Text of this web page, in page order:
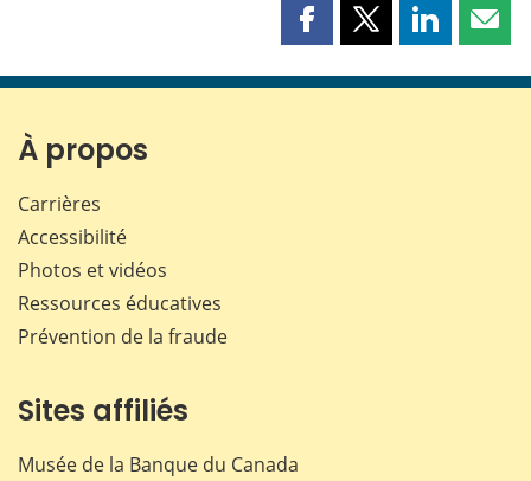
Partager
page
Partager
page
Partager
page page
À propos
Carrières
Accessibilité
Photos et vidéos
Ressources éducatives
Prévention de la fraude
Sites affiliés
Musée de la Banque du Canada